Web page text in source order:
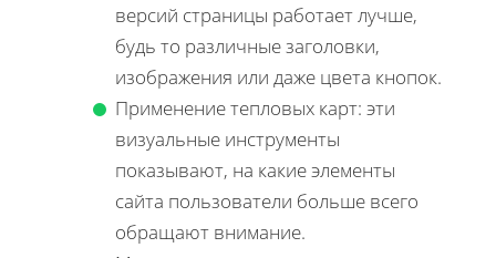
версий страницы работает лучше,
будь то различные заголовки,
изображения или даже цвета кнопок.
Применение тепловых карт: эти
визуальные инструменты
показывают, на какие элементы
сайта пользователи больше всего
обращают внимание.